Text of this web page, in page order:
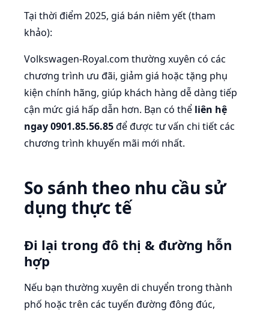
Tại thời điểm 2025, giá bán niêm yết (tham
khảo):
Volkswagen-Royal.com thường xuyên có các
chương trình ưu đãi, giảm giá hoặc tặng phụ
kiện chính hãng, giúp khách hàng dễ dàng tiếp
cận mức giá hấp dẫn hơn. Bạn có thể liên hệ
ngay 0901.85.56.85để được tư vấn chi tiết các
chương trình khuyến mãi mới nhất.
So sánh theo nhu cầu sử
dụng thực tế
Đi lại trong đô thị & đường hỗn
hợp
Nếu bạn thường xuyên di chuyển trong thành
phố hoặc trên các tuyến đường đông đúc,